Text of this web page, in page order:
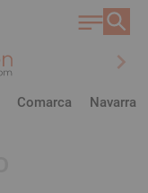
chevron_right
Comarca Navarra